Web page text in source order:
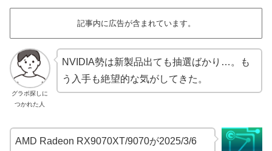
記事内に広告が含まれています。
グラボ探しに
つかれた人
NVIDIA勢は新製品出ても抽選ばかり…。も
う入手も絶望的な気がしてきた。
AMD Radeon RX9070XT/9070が2025/3/6